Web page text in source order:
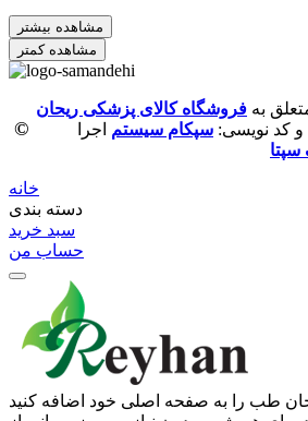
مشاهده بیشتر
مشاهده کمتر
©
به فروشگاه کالای پزشکی ریحان
کد نویسی: سپکام سیستم اجرا
سپتا
خانه
دسته بندی
سبد خرید
حساب من
طب را به صفحه اصلی خود اضافه کنید